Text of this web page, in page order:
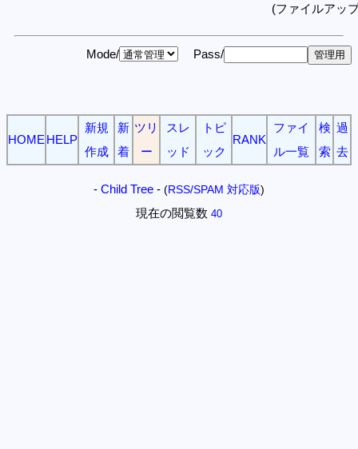
(ファイルアッ
Mode/ Pass/
HOME HELP
新規
作成
新
着
ツリ
ー
スレ
ッド
トピ
ック
RANK
ファイ
ル一覧
検
索
過
去
- Child Tree - (RSS/SPAM 対応版)
現在の閲覧数 40